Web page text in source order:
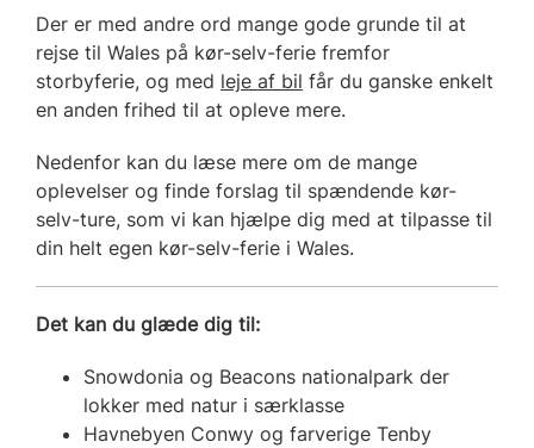
Der er med andre ord mange gode grunde til at
rejse til Wales på kør-selv-ferie fremfor
storbyferie, og med leje af bil får du ganske enkelt
en anden frihed til at opleve mere.
Nedenfor kan du læse mere om de mange
oplevelser og finde forslag til spændende kør-
selv-ture, som vi kan hjælpe dig med at tilpasse til
din helt egen kør-selv-ferie i Wales.
Det kan du glæde dig til:
Snowdonia og Beacons nationalpark der
lokker med natur i særklasse
Havnebyen Conwy og farverige Tenby